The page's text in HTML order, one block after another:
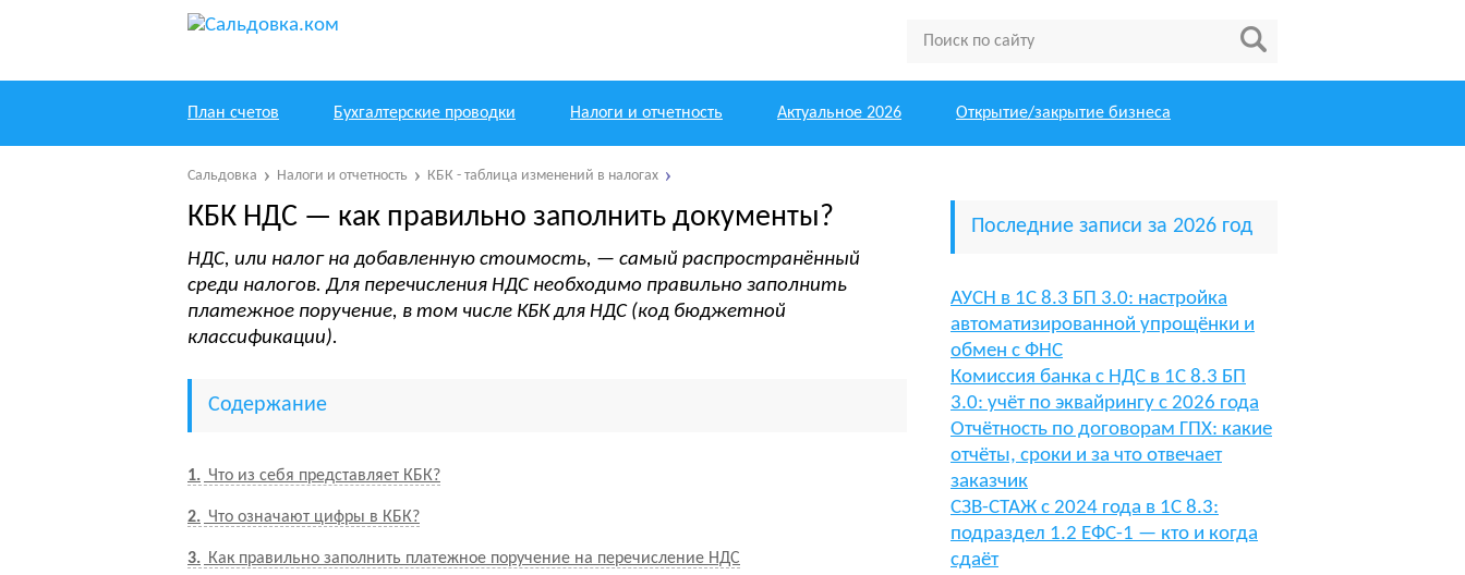
План счетов Бухгалтерские проводки Налоги и отчетность Актуальное 2026 Открытие/закрытие бизнеса
Сальдовка Налоги и отчетность КБК - таблица изменений в налогах
КБК НДС — как правильно заполнить документы?
НДС, или налог на добавленную стоимость, — самый распространённый
среди налогов. Для перечисления НДС необходимо правильно заполнить
платежное поручение, в том числе КБК для НДС (код бюджетной
классификации).
Содержание
1 Что из себя представляет КБК?
2 Что означают цифры в КБК?
3 Как правильно заполнить платежное поручение на перечисление НДС
Последние записи за 2026 год
АУСН в 1С 8.3 БП 3.0: настройка
автоматизированной упрощёнки и
обмен с ФНС
Комиссия банка с НДС в 1С 8.3 БП
3.0: учёт по эквайрингу с 2026 года
Отчётность по договорам ГПХ: какие
отчёты, сроки и за что отвечает
заказчик
СЗВ-СТАЖ с 2024 года в 1С 8.3:
подраздел 1.2 ЕФС-1 — кто и когда
сдаёт